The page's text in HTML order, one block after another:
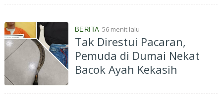
Dorong Pemanfaatan
BERITA 56 menit lalu
Tak Direstui Pacaran,
Pemuda di Dumai Nekat
Bacok Ayah Kekasih